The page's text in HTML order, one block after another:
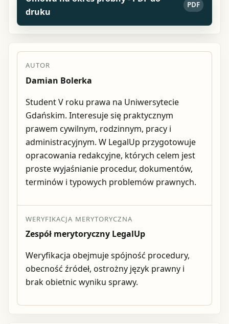
druku
PDF
AUTOR
Damian Bolerka
Student V roku prawa na Uniwersytecie
Gdańskim. Interesuje się praktycznym
prawem cywilnym, rodzinnym, pracy i
administracyjnym. W LegalUp przygotowuje
opracowania redakcyjne, których celem jest
proste wyjaśnianie procedur, dokumentów,
terminów i typowych problemów prawnych.
WERYFIKACJA MERYTORYCZNA
Zespół merytoryczny LegalUp
Weryfikacja obejmuje spójność procedury,
obecność źródeł, ostrożny język prawny i
brak obietnic wyniku sprawy.